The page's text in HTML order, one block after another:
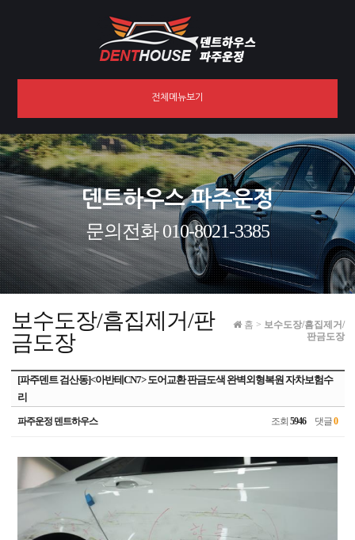
전체메뉴보기
덴트하우스 파주운정
문의전화 010-8021-3385
보수도장/흠집제거/판
금도장
홈 > 보수도장/흠집제거/
판금도장
[파주덴트 검산동]<아반테CN7> 도어교환 판금도색 완벽외형복원 자차보험수
리
파주운정 덴트하우스 조회 5946댓글0